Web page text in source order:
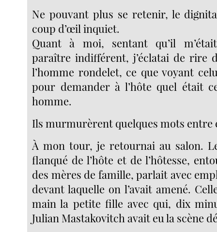
Ne pouvant plus se retenir, le
coup d’œil inquiet.
Quant à moi, sentant qu’il
paraître indifférent, j’éclatai de rire
l’homme rondelet, ce que voyant
pour demander à l’hôte quel était
homme.
Ils murmurèrent quelques mots
À mon tour, je retournai au salon.
flanqué de l’hôte et de l’hôtesse,
des mères de famille, parlait avec
devant laquelle on l’avait amené.
main la petite fille avec qui, dix
Julian Mastakovitch avait eu la scène